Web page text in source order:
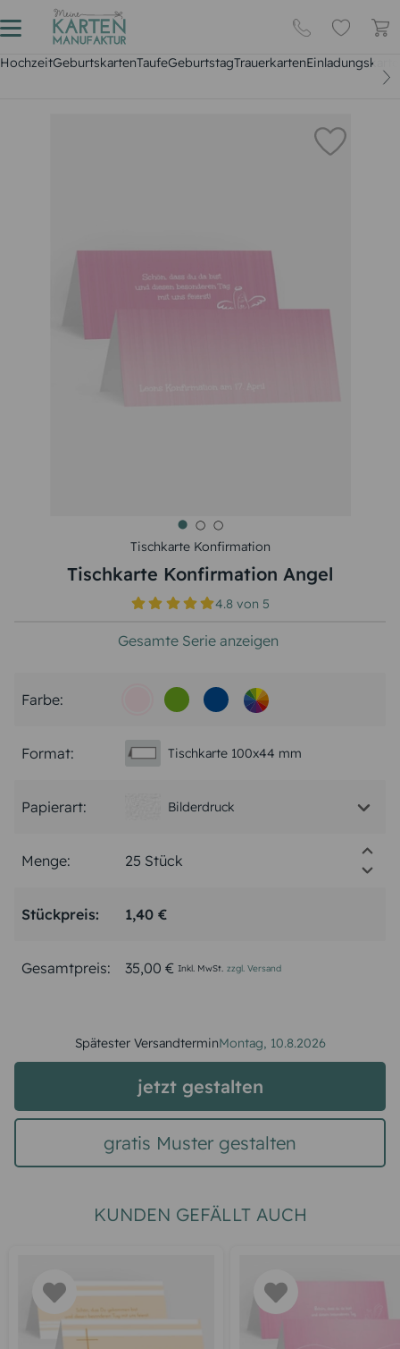
HochzeitGeburtskartenTaufeGeburtstagTrauerkarten
Tischkarte Konfirmation
Tischkarte Konfirmation Angel
4.8 von5
Gesamte Serie anzeigen
Farbe:
Format: Tischkarte 100x44 mm
Papierart: Bilderdruck
Menge:
Stückpreis: 1,40 €
Gesamtpreis: 35,00 € Inkl. MwSt. zzgl. Versand
Spätester VersandterminMontag, 10.8.2026
jetzt gestalten
gratis Muster gestalten
KUNDEN GEFÄLLT AUCH